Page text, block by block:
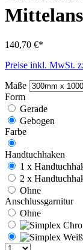
140,70 €*
Preise inkl. MwSt.
Maße
Form
Gerade
Gebogen
Farbe
Handtuchhaken
1 x
2 x
Ohne
Anschlussgarnitur
Ohne